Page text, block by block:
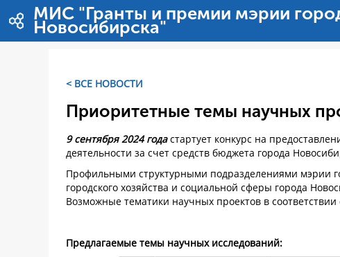
Pular para o conteúdo
МИС "Гранты и премии мэрии
Новосибирска"
< ВСЕ НОВОСТИ
Приоритетные темы научных
9 сентября 2024 годастартует конкурс на
деятельности за счет средств бюджета города
Профильными структурными подразделениями мэрии
городского хозяйства и социальной сферы города
Возможные тематики научных проектов в
Предлагаемые темы научных исследований: